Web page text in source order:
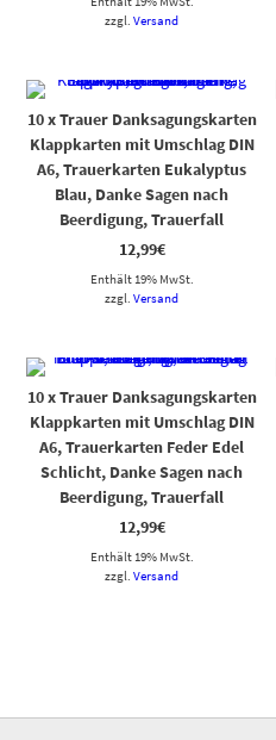
zzgl.Versand
10 x Trauer Danksagungskarten
Klappkarten mit Umschlag DIN
A6, Trauerkarten Eukalyptus
Blau, Danke Sagen nach
Beerdigung, Trauerfall
12,99€
Enthält 19% MwSt.
zzgl.Versand
10 x Trauer Danksagungskarten
Klappkarten mit Umschlag DIN
A6, Trauerkarten Feder Edel
Schlicht, Danke Sagen nach
Beerdigung, Trauerfall
12,99€
Enthält 19% MwSt.
zzgl.Versand